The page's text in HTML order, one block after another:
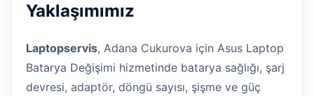
Yaklaşımımız
Laptopservis, Adana Cukurova için Asus Laptop
Batarya Değişimi hizmetinde batarya sağlığı, şarj
devresi, adaptör, döngü sayısı, şişme ve güç